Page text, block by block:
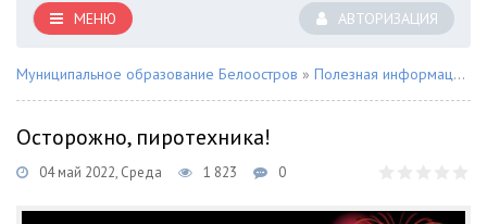
АВТОРИЗАЦИЯ
МЕНЮ
Муниципальное образование Белоостров » Полезная информация для жителей
Осторожно, пиротехника!
04 май 2022, Среда 1 823 0